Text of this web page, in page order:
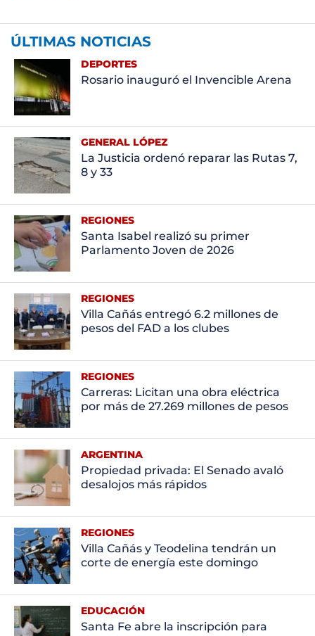
ÚLTIMAS NOTICIAS
DEPORTES
Rosario inauguró el Invencible Arena
GENERAL LÓPEZ
La Justicia ordenó reparar las Rutas 7,
8 y 33
REGIONES
Santa Isabel realizó su primer
Parlamento Joven de 2026
REGIONES
Villa Cañás entregó 6.2 millones de
pesos del FAD a los clubes
REGIONES
Carreras: Licitan una obra eléctrica
por más de 27.269 millones de pesos
ARGENTINA
Propiedad privada: El Senado avaló
desalojos más rápidos
REGIONES
Villa Cañás y Teodelina tendrán un
corte de energía este domingo
EDUCACIÓN
Santa Fe abre la inscripción para